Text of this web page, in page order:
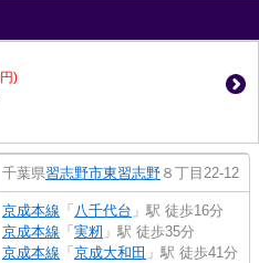
)
千葉県習志野市東習志野 ８丁目22-12
京成本線 「 八千代台 」駅 徒歩16分
京成本線 「 実籾 」駅 徒歩35分
京成本線 「 京成大和田 」駅 徒歩41分